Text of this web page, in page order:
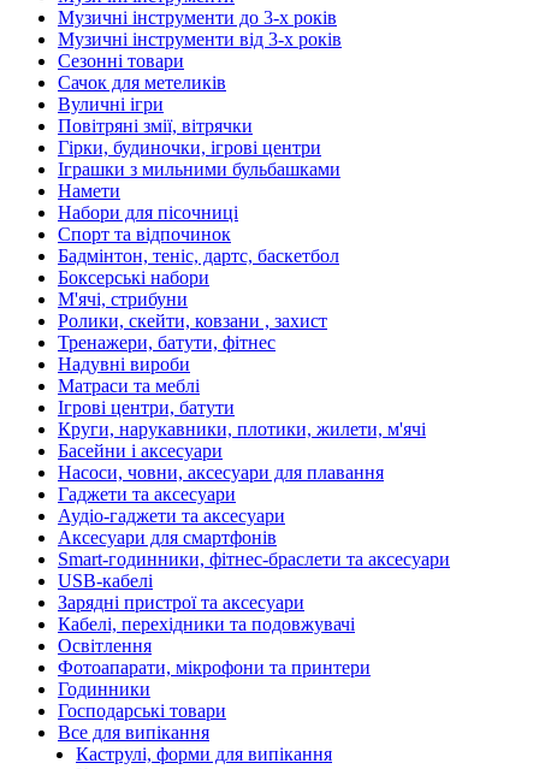
Музичні інструменти до 3-х років
Музичні інструменти від 3-х років
Сезонні товари
Сачок для метеликів
Вуличні ігри
Повітряні змії, вітрячки
Гірки, будиночки, ігрові центри
Іграшки з мильними бульбашками
Намети
Набори для пісочниці
Спорт та відпочинок
Бадмінтон, теніс, дартс, баскетбол
Боксерські набори
М'ячі, стрибуни
Ролики, скейти, ковзани , захист
Тренажери, батути, фітнес
Надувні вироби
Матраси та меблі
Ігрові центри, батути
Круги, нарукавники, плотики, жилети, м'ячі
Басейни і аксесуари
Насоси, човни, аксесуари для плавання
Гаджети та аксесуари
Аудіо-гаджети та аксесуари
Аксесуари для смартфонів
Smart-годинники, фітнес-браслети та аксесуари
USB-кабелі
Зарядні пристрої та аксесуари
Кабелі, перехідники та подовжувачі
Освітлення
Фотоапарати, мікрофони та принтери
Годинники
Господарські товари
Все для випікання
Каструлі, форми для випікання